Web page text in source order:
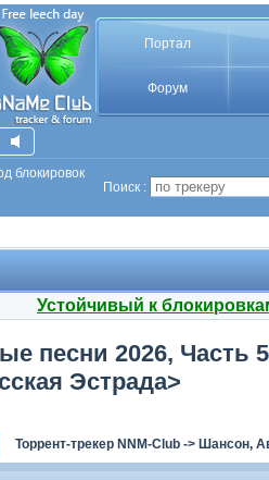
Портал
Форум
блокировок
Поиск :
Устойчивый к
песни 2026, Часть
Эстрада>
Торрент-трекер NNM-Club -> Шансон,